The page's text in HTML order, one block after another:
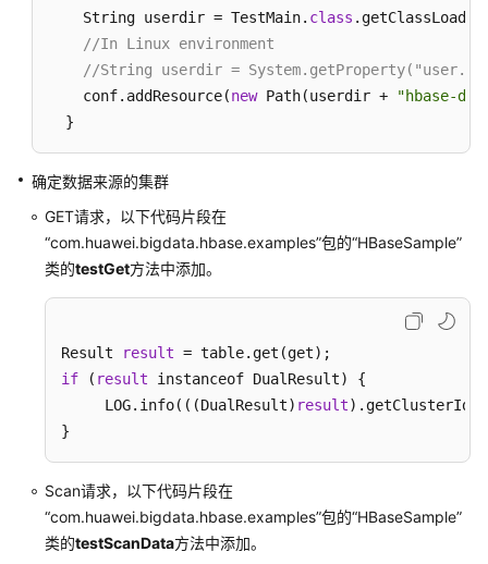
开
发
样
例
MRS
各
组
件
程
汇
MRS
应
用
    String userdir = TestMain.
class
//In Linux environment
//String userdir =
    conf.addResource(
new Path(userdir +
"hbase-
  }
确定数据来源的集群
GET请求，以下代码片段在
“com.huawei.bigdata.hbase.examples”包的“HBaseSample”
类的testGet方法中添加。
Result result = table.get (get)
if
( result instanceof DualResult)
{
     LOG.info
(((DualResult) result) .getClusterId
}
Scan请求，以下代码片段在
“com.huawei.bigdata.hbase.examples”包的“HBaseSample”
类的testScanData方法中添加。